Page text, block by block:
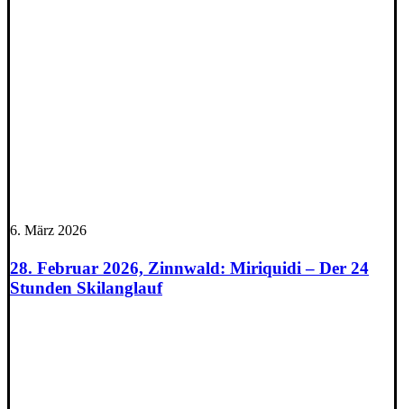
6. März 2026
28. Februar 2026, Zinnwald: Miriquidi – Der 24
Stunden Skilanglauf